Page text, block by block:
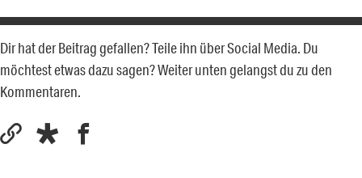
Dir hat der Beitrag gefallen? Teile ihn über Social Media. Du
möchtest etwas dazu sagen? Weiter unten gelangst du zu den
Kommentaren.